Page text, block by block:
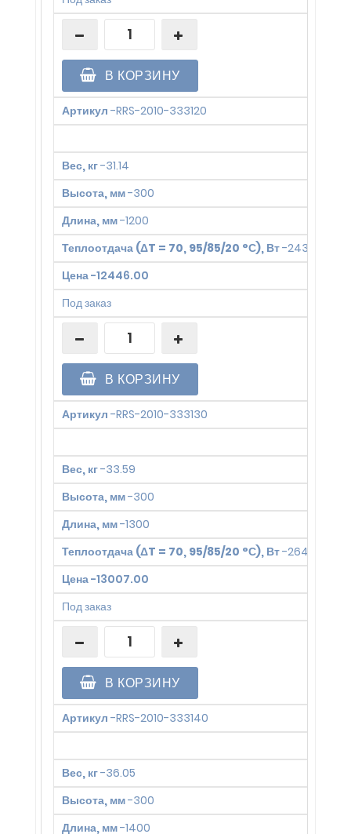
В КОРЗИНУ
Артикул -RRS-2010-333120
Вес, кг-31.14
Высота, мм-300
Длина, мм-1200
Теплоотдача (ΔT = 70, 95/85/20 °С), Вт-2438
Цена-12446.00
Под заказ
В КОРЗИНУ
Артикул -RRS-2010-333130
Вес, кг-33.59
Высота, мм-300
Длина, мм-1300
Теплоотдача (ΔT = 70, 95/85/20 °С), Вт-2641
Цена-13007.00
Под заказ
В КОРЗИНУ
Артикул -RRS-2010-333140
Вес, кг-36.05
Высота, мм-300
Длина, мм-1400